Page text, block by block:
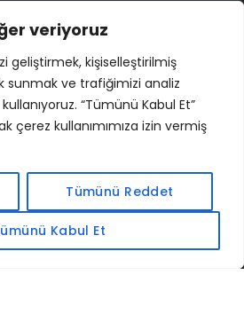
veriyoruz
geliştirmek, kişiselleştirilmiş
sunmak ve trafiğimizi analiz
“Tümünü Kabul Et”
çerez kullanımımıza izin vermiş
Tümünü Reddet
Kabul Et
MAXIMUMPCGUIDES